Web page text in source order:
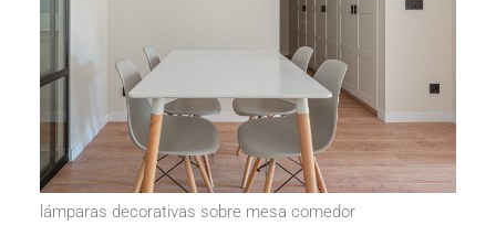
lámparas decorativas sobre mesa comedor